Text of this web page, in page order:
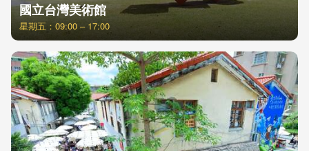
國立台灣美術館
星期五：09:00 – 17:00